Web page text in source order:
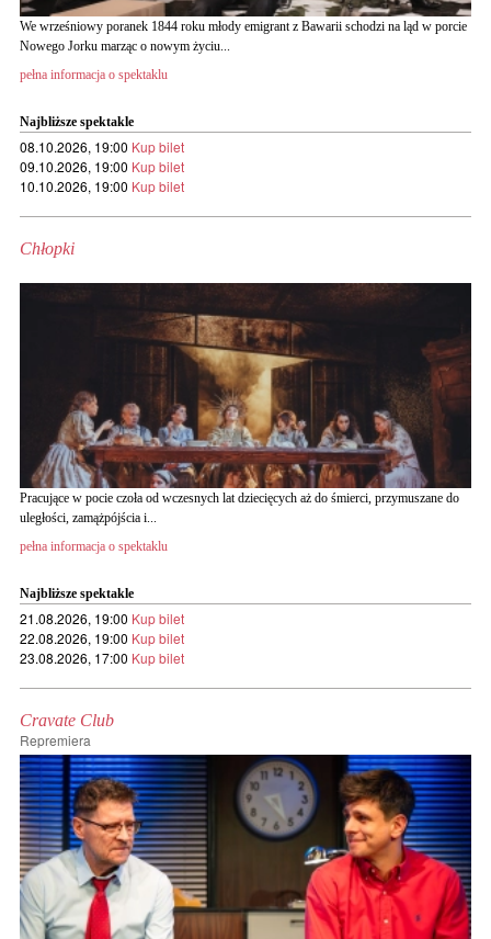
We wrześniowy poranek 1844 roku młody emigrant z Bawarii schodzi na ląd w porcie
Nowego Jorku marząc o nowym życiu...
pełna informacja o spektaklu
Najbliższe spektakle
08.10.2026, 19:00 Kup bilet
09.10.2026, 19:00 Kup bilet
10.10.2026, 19:00 Kup bilet
Chłopki
Pracujące w pocie czoła od wczesnych lat dziecięcych aż do śmierci, przymuszane do
uległości, zamążpójścia i...
pełna informacja o spektaklu
Najbliższe spektakle
21.08.2026, 19:00 Kup bilet
22.08.2026, 19:00 Kup bilet
23.08.2026, 17:00 Kup bilet
Cravate Club
Repremiera